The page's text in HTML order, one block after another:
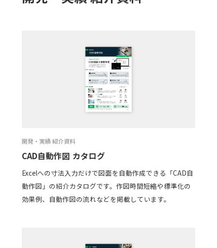
開発・実績 紹介資料
CAD自動作図 カタログ
Excelへの寸法入力だけで図面を自動作成できる「CAD自
動作図」の紹介カタログです。作図時間短縮や標準化の
効果例、自動作図の流れなどを掲載しています。